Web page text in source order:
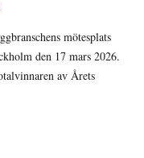
mötesplats
den 17 mars 2026.
av Årets